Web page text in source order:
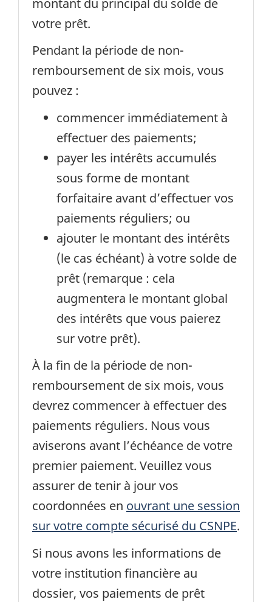
votre prêt.
Pendant la période de non-
remboursement de six mois, vous
pouvez :
commencer immédiatement à
effectuer des paiements;
payer les intérêts accumulés
sous forme de montant
forfaitaire avant d’effectuer vos
paiements réguliers; ou
ajouter le montant des intérêts
(le cas échéant) à votre solde de
prêt (remarque : cela
augmentera le montant global
des intérêts que vous paierez
sur votre prêt).
À la fin de la période de non-
remboursement de six mois, vous
devrez commencer à effectuer des
paiements réguliers. Nous vous
aviserons avant l’échéance de votre
premier paiement. Veuillez vous
assurer de tenir à jour vos
coordonnées en ouvrant une session
sur votre compte sécurisé du CSNPE.
Si nous avons les informations de
votre institution financière au
dossier, vos paiements de prêt